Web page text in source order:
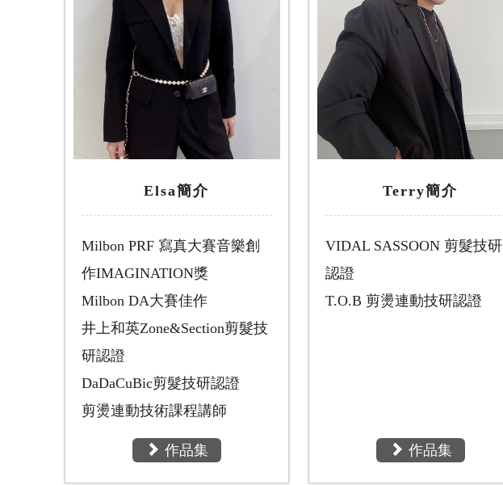
Elsa簡介
Milbon PRF 寫真大賽音樂創
作IMAGINATION獎
Milbon DA大賽佳作
井上和英Zone&Section剪髮技
研認證
DaDaCuBic剪髮技研認證
剪燙連動技術課程講師
作品集
Terry簡介
VIDAL SASSOON 剪髮技研
認證
T.O.B 剪燙連動技研認證
作品集